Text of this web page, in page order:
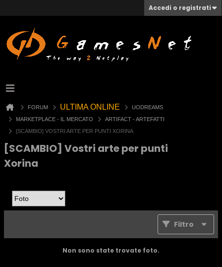
Accedi o registrati
FORUM ULTIMA ONLINE
UODREAMS
MARKETPLACE - IL MERCATO
ARTIFACT - ARTEFATTI
[SCAMBIO] VOSTRI ARTE PER PUNTI XORINA
[SCAMBIO] Vostri arte per punti
Xorina
Filtro
Non sono state trovate foto.